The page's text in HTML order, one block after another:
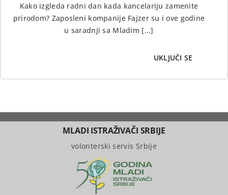
Kako izgleda radni dan kada kancelariju zamenite
prirodom? Zaposleni kompanije Fajzer su i ove godine
u saradnji sa Mladim [...]
UKLJUČI SE
MLADI ISTRAŽIVAČI SRBIJE
volonterski servis Srbije